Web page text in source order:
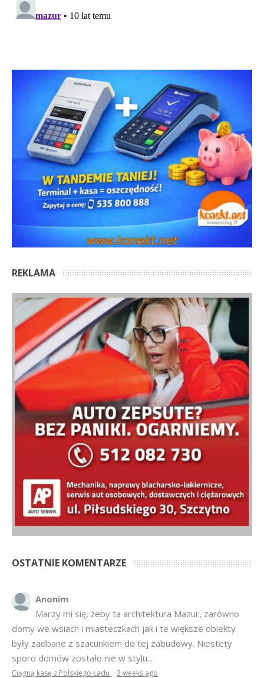
REKLAMA
OSTATNIE KOMENTARZE
Anonim
Marzy mi się, żeby ta architektura Mazur, zarówno
domy we wsiach i miasteczkach jak i te większe obiekty
były zadbane z szacunkiem do tej zabudowy. Niestety
sporo domów zostało nie w stylu...
Ciągną kasę z Polskiego Ładu · 2 weeks ago